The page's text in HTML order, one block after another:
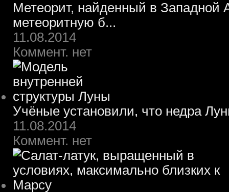
Метеорит, найденный в Западной
метеоритную б...
11.08.2014
Коммент. нет
Учёные установили, что недра
11.08.2014
Коммент. нет